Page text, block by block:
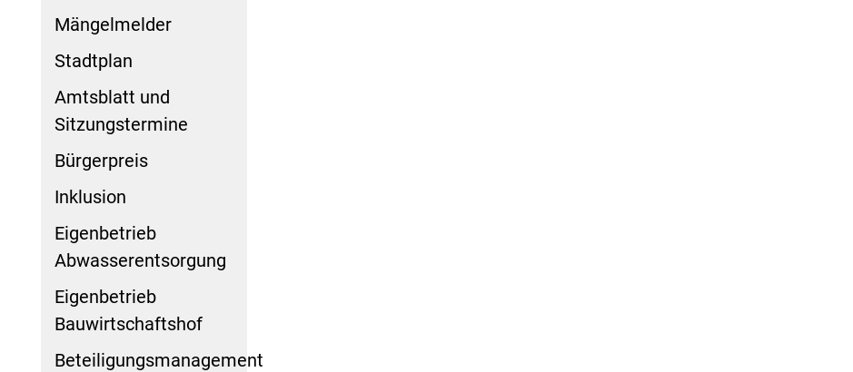
Mängelmelder
Stadtplan
Amtsblatt und
Sitzungstermine
Bürgerpreis
Inklusion
Eigenbetrieb
Abwasserentsorgung
Eigenbetrieb
Bauwirtschaftshof
Beteiligungsmanagement